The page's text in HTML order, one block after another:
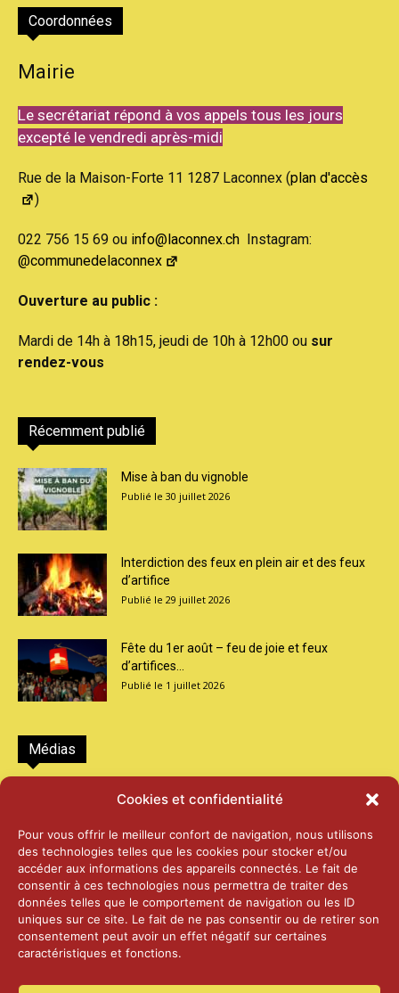
Cookies et confidentialité
Pour vous offrir le meilleur confort de navigation, nous utilisons
des technologies telles que les cookies pour stocker et/ou
accéder aux informations des appareils connectés. Le fait de
consentir à ces technologies nous permettra de traiter des
données telles que le comportement de navigation ou les ID
uniques sur ce site. Le fait de ne pas consentir ou de retirer son
consentement peut avoir un effet négatif sur certaines
caractéristiques et fonctions.
Coordonnées
Mairie
Le secrétariat répond à vos appels tous les jours
excepté le vendredi après-midi
Rue de la Maison-Forte 11 1287 Laconnex (plan d'accès
)
022 756 15 69 ou info@laconnex.ch Instagram:
@communedelaconnex
Ouverture au public :
Mardi de 14h à 18h15, jeudi de 10h à 12h00 ou sur
rendez-vous
Récemment publié
Mise à ban du vignoble
30 juillet 2026
Interdiction des feux en plein air et des feux
d’artifice
29 juillet 2026
Fête du 1er août – feu de joie et feux
d’artifices...
1 juillet 2026
Médias
2026 – Laiterie d’Orsières et Abbaye de St-
25 juin 2026
2025 – Palais Fédéral – Berne
25 juin 2026
14 janvier 2025